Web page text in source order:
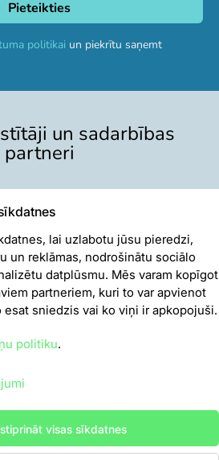
politikai un piekrītu saņemt
un sadarbības
partneri
P–Pk 10.00–18.00
lai uzlabotu jūsu pieredzi,
un reklāmas, nodrošinātu sociālo
datplūsmu. Mēs varam kopīgot
partneriem, kuri to var apvienot
esat sniedzis vai ko viņi ir apkopojuši.
politiku.
visas sīkdatnes